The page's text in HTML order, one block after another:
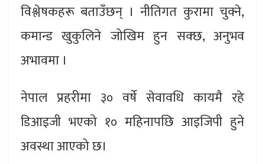
विश्लेषकहरू बताउँछन् । नीतिगत कुरामा चुक्ने,
कमान्ड खुकुलिने जोखिम हुन सक्छ, अनुभव
अभावमा ।
नेपाल प्रहरीमा ३० वर्षे सेवावधि कायमै रहे
डिआइजी भएको १० महिनापछि आइजिपी हुने
अवस्था आएको छ।